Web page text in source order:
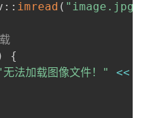
:: imread ( "image.jpg"
{
法加载图像文件！" <<